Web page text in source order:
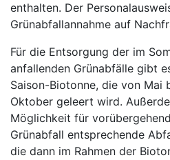
enthalten. Der
Grünabfallannahme auf
Für die Entsorgung der im
anfallenden Grünabfälle gibt
Saison-Biotonne, die von Mai
Oktober geleert wird.
Möglichkeit für
Grünabfall entsprechende
die dann im Rahmen der